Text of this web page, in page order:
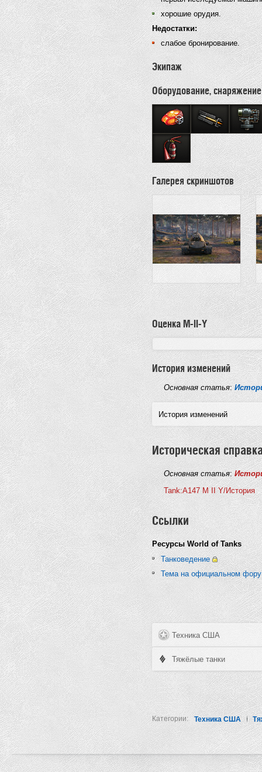
хорошие орудия.
Недостатки:
слабое бронирование.
Экипаж
Оборудование,
Галерея скриншотов
Оценка M-II-Y
История изменений
Основная статья:
История изменений
Историческая
Основная статья:
Tank:A147 M II Y/История
Ссылки
Ресурсы World of Tanks
Танковедение
Тема на официальном
Техника США
Тяжёлые танки
Категории: Техника США